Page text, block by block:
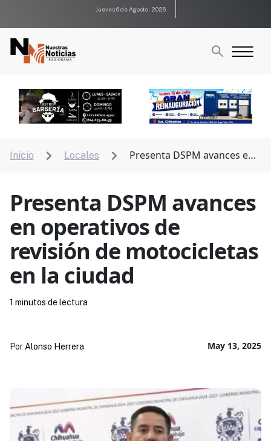
Jueves 6 de Agosto, 2026
Inicio  Locales 
Presenta DSPM avances en
Presenta DSPM avances
en operativos de
revisión de motocicletas
en la ciudad
May 13, 2025
Por Alonso Herrera
1 minutos de lectura